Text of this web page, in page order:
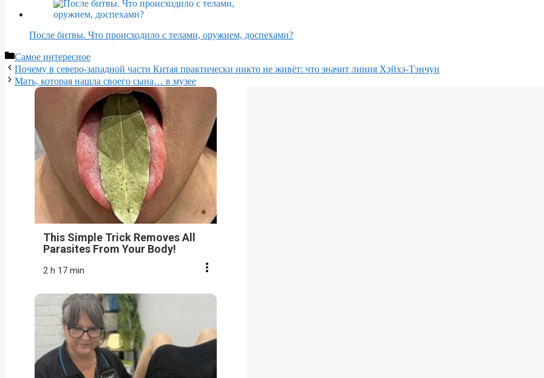
После битвы. Что происходило с телами, оружием, доспехами?
Рубрики
Самое интересное
Почему в северо-западной части Китая практически никто не живёт: что значит линия Хэйхэ-Тэнчун
Мать, которая нашла своего сына… в музее
This Simple Trick Removes All
Parasites From Your Body!
2 h 17 min